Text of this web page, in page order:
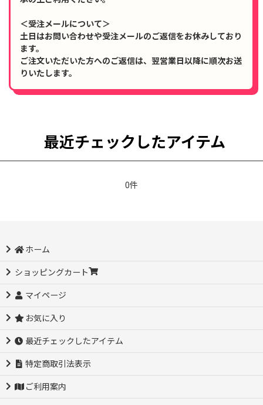
＜受注メールについて＞
土日はお問い合わせや受注メールのご返信をお休みしており
ます。
ご注文いただいた方へのご返信は、翌営業日以降に順次お送
りいたします。
最近チェックしたアイテム
0件
ホーム
ショッピングカート
マイページ
お気に入り
最近チェックしたアイテム
特定商取引法表示
ご利用案内